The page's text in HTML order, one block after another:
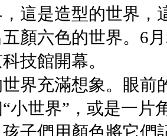
這是造型的世界
顏六色的世界。6
技館開幕。
充滿想象。眼前
小世界”，或是一片
子們用顏色將它們